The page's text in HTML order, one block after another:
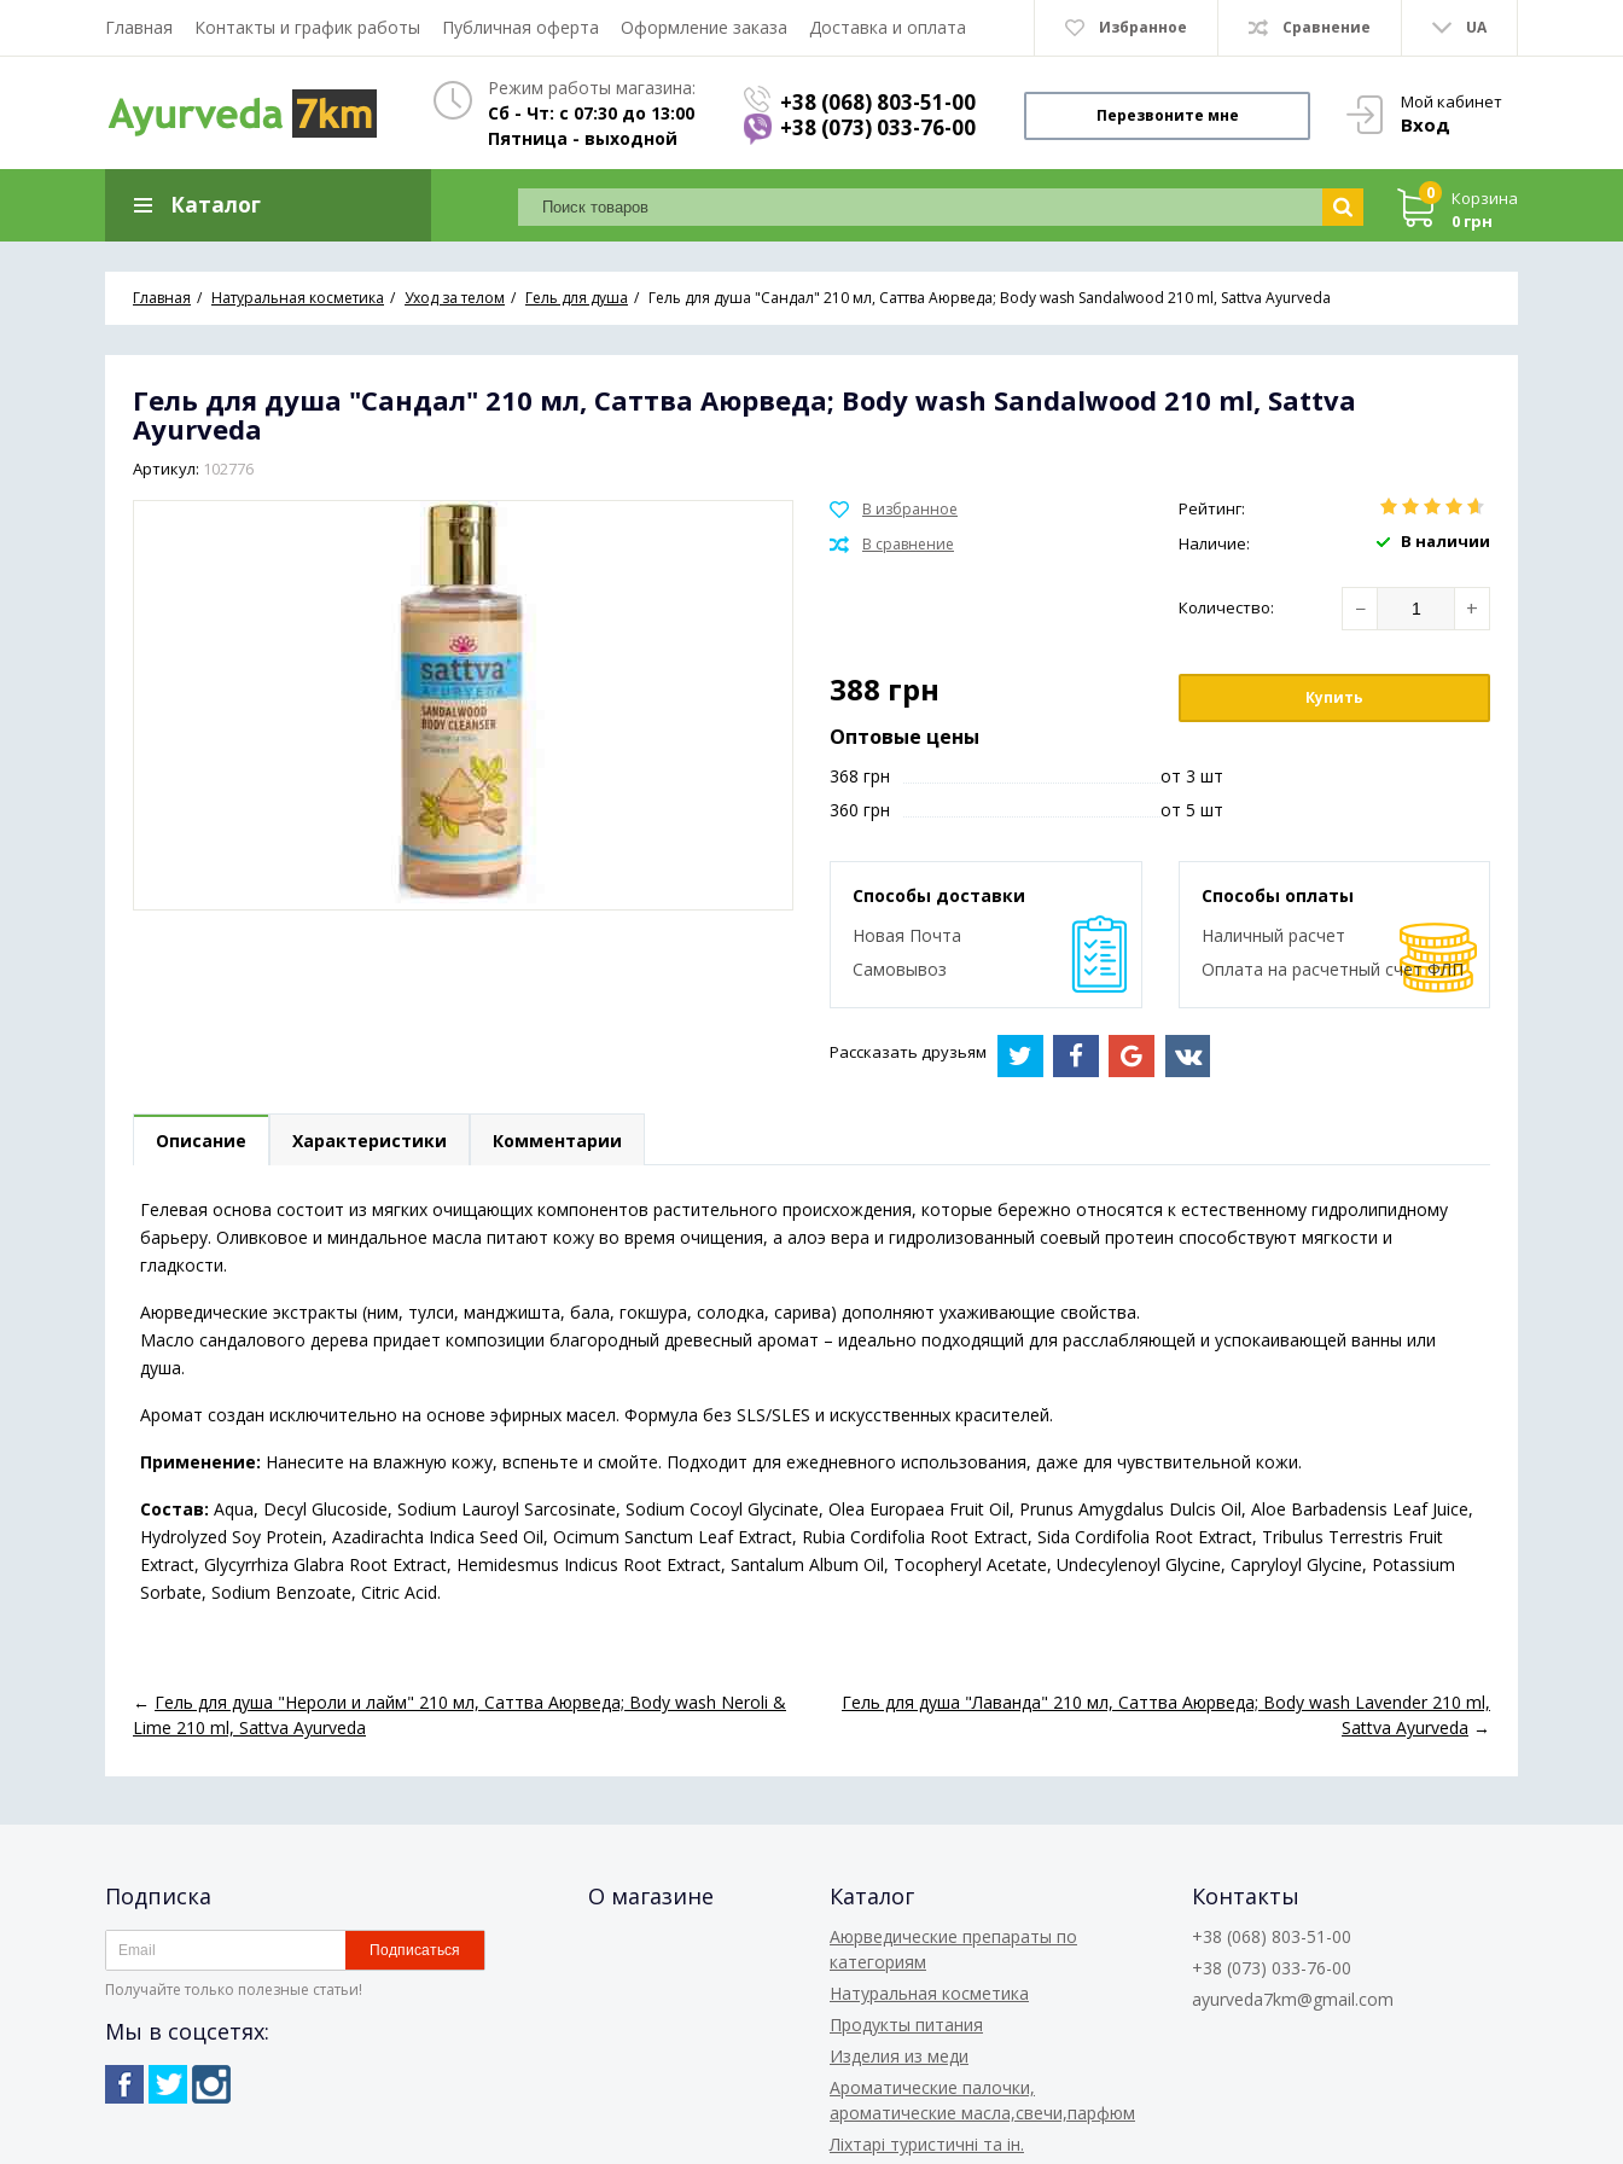
Главная Контакты и график работы Публичная оферта Оформление заказа Доставка и оплата Избранное Сравнение UA
Мой кабинет
Вход
Режим работы магазина:
Сб - Чт: с 07:30 до 13:00
Пятница - выходной
+38 (068) 803-51-00
+38 (073) 033-76-00
Перезвоните мне
0
Корзина
0 грн
Каталог
Главная Натуральная косметика Уход за телом Гель для душа Гель для душа "Сандал" 210 мл, Саттва Аюрведа; Body wash Sandalwood 210 ml, Sattva Ayurveda
Гель для душа "Сандал" 210 мл, Саттва Аюрведа; Body wash Sandalwood 210 ml, Sattva
Ayurveda
Артикул: 102776
Рейтинг:
Наличие:
В наличии
Количество: − +
388 грн Купить
Оптовые цены
368 грн
от 3 шт
360 грн
от 5 шт
Способы доставки
Новая Почта
Самовывоз
Способы оплаты
Наличный расчет
Оплата на расчетный счет ФЛП
Рассказать друзьям
Описание Характеристики Комментарии
Гелевая основа состоит из мягких очищающих компонентов растительного происхождения, которые бережно относятся к естественному гидролипидному
барьеру. Оливковое и миндальное масла питают кожу во время очищения, а алоэ вера и гидролизованный соевый протеин способствуют мягкости и
гладкости.
Аюрведические экстракты (ним, тулси, манджишта, бала, гокшура, солодка, сарива) дополняют ухаживающие свойства.
Масло сандалового дерева придает композиции благородный древесный аромат – идеально подходящий для расслабляющей и успокаивающей ванны или
душа.
Аромат создан исключительно на основе эфирных масел. Формула без SLS/SLES и искусственных красителей.
Применение: Нанесите на влажную кожу, вспеньте и смойте. Подходит для ежедневного использования, даже для чувствительной кожи.
Состав: Aqua, Decyl Glucoside, Sodium Lauroyl Sarcosinate, Sodium Cocoyl Glycinate, Olea Europaea Fruit Oil, Prunus Amygdalus Dulcis Oil, Aloe Barbadensis Leaf Juice,
Hydrolyzed Soy Protein, Azadirachta Indica Seed Oil, Ocimum Sanctum Leaf Extract, Rubia Cordifolia Root Extract, Sida Cordifolia Root Extract, Tribulus Terrestris Fruit
Extract, Glycyrrhiza Glabra Root Extract, Hemidesmus Indicus Root Extract, Santalum Album Oil, Tocopheryl Acetate, Undecylenoyl Glycine, Capryloyl Glycine, Potassium
Sorbate, Sodium Benzoate, Citric Acid.
← Гель для душа "Нероли и лайм" 210 мл, Саттва Аюрведа; Body wash Neroli &
Lime 210 ml, Sattva Ayurveda
Гель для душа "Лаванда" 210 мл, Саттва Аюрведа; Body wash Lavender 210 ml,
Sattva Ayurveda →
Подписка
Подписаться
Получайте только полезные статьи!
Мы в соцсетях:
О магазине Каталог
Аюрведические препараты по
категориям
Натуральная косметика
Продукты питания
Изделия из меди
Ароматические палочки,
ароматические масла,свечи,парфюм
Ліхтарі туристичні та ін.
Контакты
+38 (068) 803-51-00
+38 (073) 033-76-00
ayurveda7km@gmail.com